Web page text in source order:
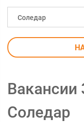
Соледар
Вакансии
Соледар